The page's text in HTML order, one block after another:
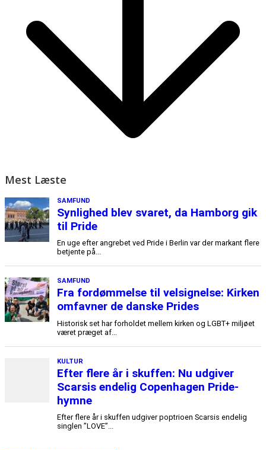
Mest Læste